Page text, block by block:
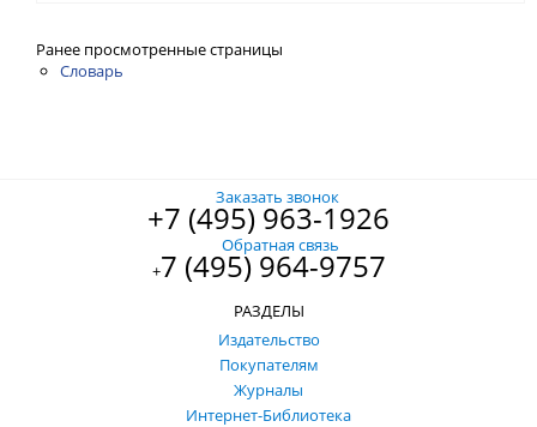
Ранее просмотренные страницы
Словарь
Заказать звонок
+7 (495) 963-1926
Обратная связь
+7 (495) 964-9757
РАЗДЕЛЫ
Издательство
Покупателям
Журналы
Интернет-Библиотека